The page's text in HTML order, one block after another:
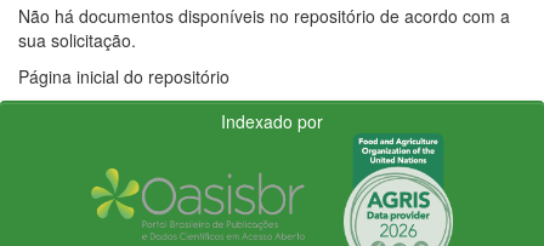
Não há documentos disponíveis no repositório de acordo com a
sua solicitação.
Página inicial do repositório
Indexado por